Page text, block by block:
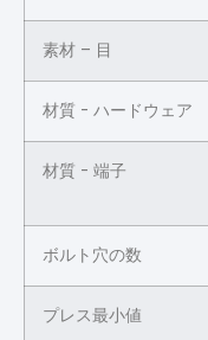
素材 – 目
材質 - ハードウェア
材質 - 端子
ボルト穴の数
プレス最小値